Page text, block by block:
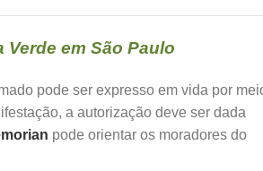
em São Paulo
pode ser expresso em vida por
a autorização deve ser dada
pode orientar os moradores do